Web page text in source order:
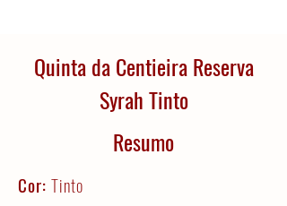
Quinta da Centieira Reserva
Syrah Tinto
Resumo
Cor: Tinto